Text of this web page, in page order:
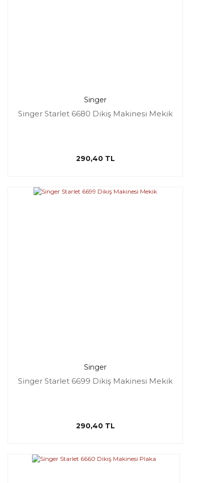
Singer
Singer Starlet 6680 Dikiş Makinesi Mekik
290,40 TL
Singer
Singer Starlet 6699 Dikiş Makinesi Mekik
290,40 TL